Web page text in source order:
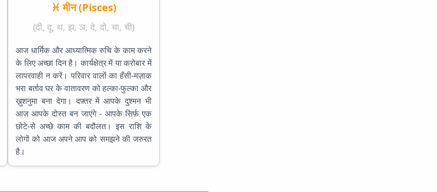
♓ मीन (Pisces)
(दी, दू, थ, झ, ञ, दे, दो, चा, ची)
आज धार्मिक और आध्यात्मिक रुचि के काम करने
के लिए अच्छा दिन है। कार्यक्षेत्र में या करोबार में
लापरवाही न करें। परिवार वालों का हँसी-मज़ाक
भरा बर्ताव घर के वातावरण को हल्का-फुल्का और
ख़ुशनुमा बना देगा। दफ़्तर में आपके दुश्मन भी
आज आपके दोस्त बन जाएंगे - आपके सिर्फ़ एक
छोटे-से अच्छे काम की बदौलत। इस राशि के
लोगों को आज अपने आप को समझने की जरुरत
है।